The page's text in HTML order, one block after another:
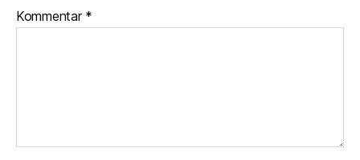
Kommentar *